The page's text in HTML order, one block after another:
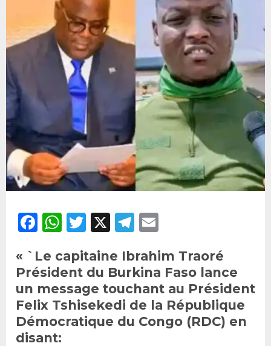
Facebook
WhatsApp
Twitter
X Telegram
« `Le capitaine Ibrahim Traoré
Président du Burkina Faso lance
un message touchant au Président
Felix Tshisekedi de la République
Démocratique du Congo (RDC) en
disant: